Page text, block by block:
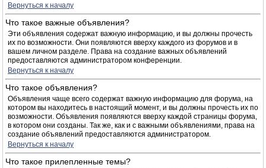
Вернуться к началу
Что такое важные объявления?
Эти объявления содержат важную информацию, и вы должны прочесть
их по возможности. Они появляются вверху каждого из форумов и в
вашем личном разделе. Права на создание важных объявлений
предоставляются администратором конференции.
Вернуться к началу
Что такое объявления?
Объявления чаще всего содержат важную информацию для форума, на
котором вы находитесь в настоящий момент, и вы должны прочесть их по
возможности. Объявления появляются вверху каждой страницы форума,
в котором они созданы. Так же, как и с важными объявлениями, права на
создание объявлений предоставляются администратором.
Вернуться к началу
Что такое прилепленные темы?